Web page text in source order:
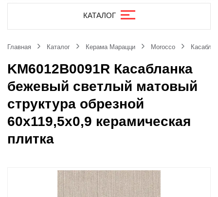
КАТАЛОГ
Главная Каталог Керама Марацци Morocco
KM6012B0091R Касабланка
бежевый светлый матовый
структура обрезной
60x119,5x0,9 керамическая
плитка